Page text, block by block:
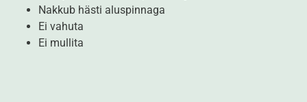
Nakkub hästi aluspinnaga
Ei vahuta
Ei mullita